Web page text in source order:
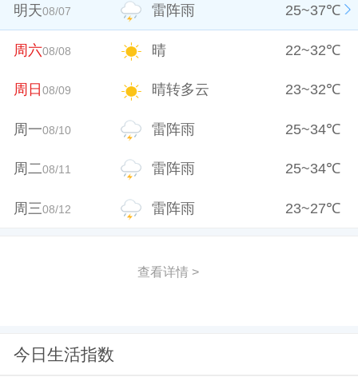
明天08/07 雷阵雨 25~37℃
周六08/08 晴 22~32℃
周日08/09 晴转多云 23~32℃
周一08/10 雷阵雨 25~34℃
周二08/11 雷阵雨 25~34℃
周三08/12 雷阵雨 23~27℃
查看详情 >
今日生活指数